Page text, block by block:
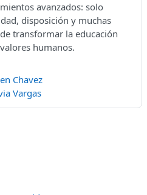
avanzados: solo
disposición y muchas
transformar la educación
humanos.
Chavez
Vargas